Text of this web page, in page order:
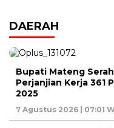
DAERAH
Bupati Mateng
Perjanjian Kerja 361
2025
7 Agustus 2026 | 07:01